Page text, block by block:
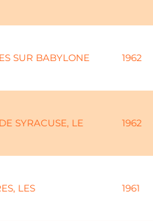
SUR BABYLONE 1962
SYRACUSE, LE 1962
LES 1961